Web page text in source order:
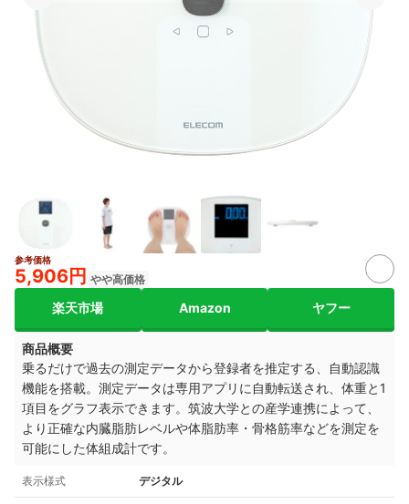
参考価格
5,906円 やや高価格
楽天市場 Amazon ヤフー
商品概要
乗るだけで過去の測定データから登録者を推定する、自動認識
機能を搭載。測定データは専用アプリに自動転送され、体重と1
項目をグラフ表示できます。筑波大学との産学連携によって、
より正確な内臓脂肪レベルや体脂肪率・骨格筋率などを測定を
可能にした体組成計です。
表示様式 デジタル